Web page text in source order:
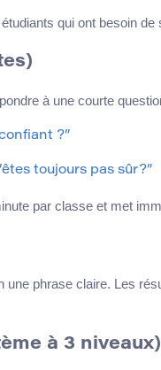
qui ont besoin
à une courte
?”
toujours pas sûr?”
par classe et met
phrase claire. Les
à 3 niveaux)